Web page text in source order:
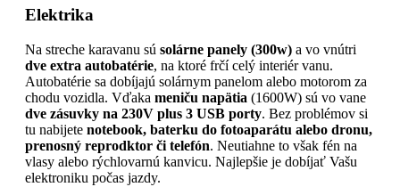
Elektrika
Na streche karavanu sú solárne panely (300w) a vo vnútri
dve extra autobatérie, na ktoré frčí celý interiér vanu.
Autobatérie sa dobíjajú solárnym panelom alebo motorom za
chodu vozidla. Vďaka meniču napätia (1600W) sú vo vane
dve zásuvky na 230V plus 3 USB porty. Bez problémov si
tu nabijete notebook, baterku do fotoaparátu alebo dronu,
prenosný reprodktor či telefón. Neutiahne to však fén na
vlasy alebo rýchlovarnú kanvicu. Najlepšie je dobíjať Vašu
elektroniku počas jazdy.